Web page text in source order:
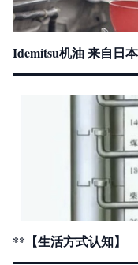
Idemitsu机油 来自日
**【生活方式认知】